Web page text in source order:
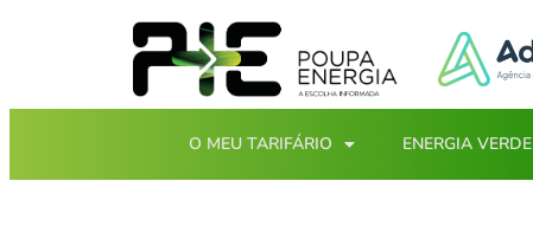
O MEU TARIFÁRIO ENERGIA VERDE